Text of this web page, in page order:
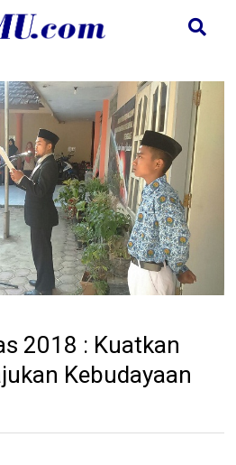
2018 : Kuatkan
Kebudayaan